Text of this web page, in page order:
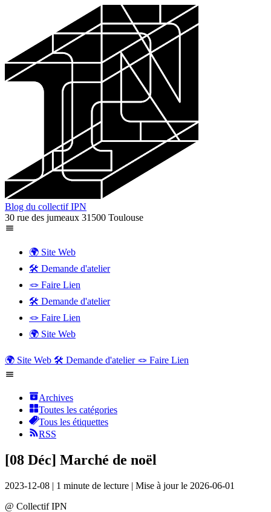
Blog du collectif IPN
30 rue des jumeaux 31500 Toulouse
🌍 Site Web
🛠️ Demande d'atelier
🪢 Faire Lien
🛠️ Demande d'atelier
🪢 Faire Lien
🌍 Site Web
🌍 Site Web 🛠️ Demande d'atelier 🪢 Faire Lien
Archives
Toutes les catégories
Tous les étiquettes
RSS
[08 Déc] Marché de noël
2023-12-08 | 1 minute de lecture | Mise à jour le 2026-06-01
@ Collectif IPN